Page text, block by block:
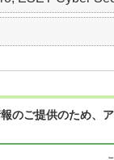
報のご提供のため